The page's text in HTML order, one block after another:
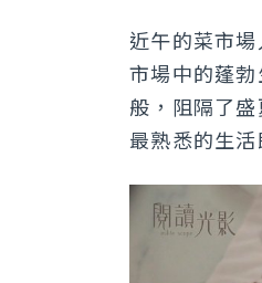
近午的菜市
市場中的蓬
般，阻隔了
最熟悉的生活